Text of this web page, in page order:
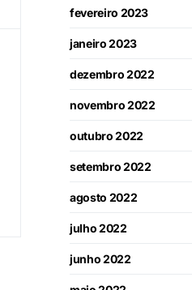
fevereiro 2023
janeiro 2023
dezembro 2022
novembro 2022
outubro 2022
setembro 2022
agosto 2022
julho 2022
junho 2022